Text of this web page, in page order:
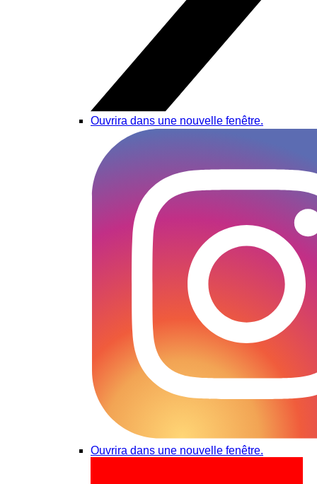
Ouvrira dans une nouvelle fenêtre.
Ouvrira dans une nouvelle fenêtre.